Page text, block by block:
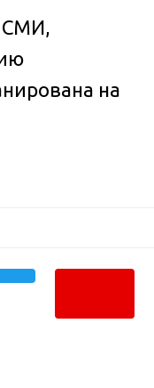
СМИ,
на